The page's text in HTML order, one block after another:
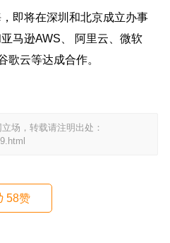
将在深圳和北京成立办事
马逊AWS、 阿里云、微软
歌云等达成合作。
场，转载请注明出处：
58赞